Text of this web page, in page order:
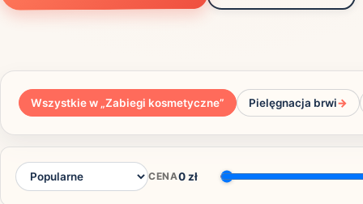
Dla dwojga Urodziny
Ekstremalnie
Wszystkie w „Zabiegi kosmetyczne” Pielęgnacja brwi→
CENA0zł